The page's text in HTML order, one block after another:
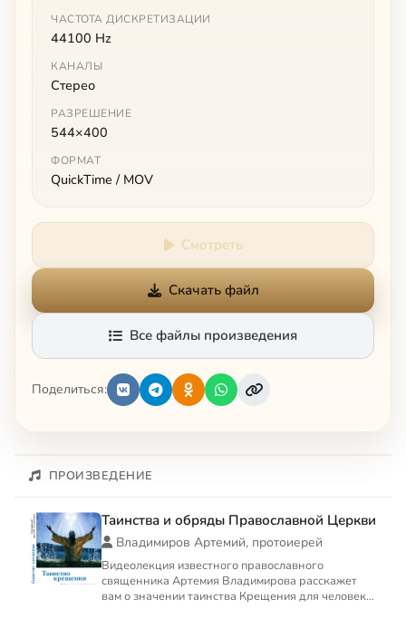
ЧАСТОТА ДИСКРЕТИЗАЦИИ
44100 Hz
КАНАЛЫ
Стерео
РАЗРЕШЕНИЕ
544×400
ФОРМАТ
QuickTime / MOV
Смотреть
Скачать файл
Все файлы произведения
Поделиться:
ПРОИЗВЕДЕНИЕ
Таинства и обряды Православной Церкви
Владимиров Артемий, протоиерей
Видеолекция известного православного
священника Артемия Владимирова расскажет
вам о значении таинства Крещения для человека.